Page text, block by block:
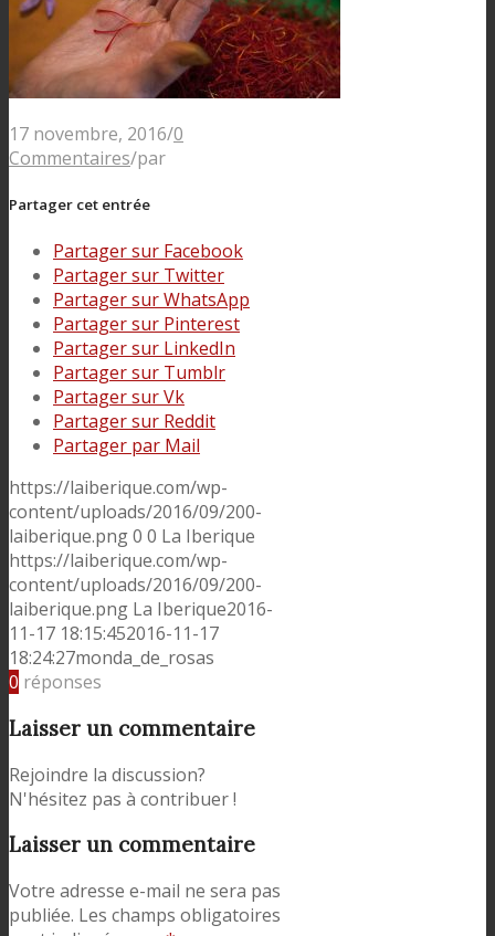
17 novembre, 2016/0
Commentaires/par
Partager cet entrée
Partager sur Facebook
Partager sur Twitter
Partager sur WhatsApp
Partager sur Pinterest
Partager sur LinkedIn
Partager sur Tumblr
Partager sur Vk
Partager sur Reddit
Partager par Mail
https://laiberique.com/wp-
content/uploads/2016/09/200-
laiberique.png0 0 La Iberique
https://laiberique.com/wp-
content/uploads/2016/09/200-
laiberique.png La Iberique2016-
11-17 18:15:452016-11-17
18:24:27monda_de_rosas
0 réponses
Laisser un commentaire
Rejoindre la discussion?
N'hésitez pas à contribuer !
Laisser un commentaire
Votre adresse e-mail ne sera pas
publiée. Les champs obligatoires